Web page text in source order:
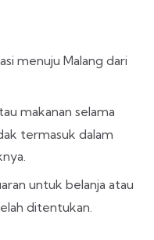
menuju Malang dari
makanan selama
termasuk dalam
untuk belanja atau
ditentukan.